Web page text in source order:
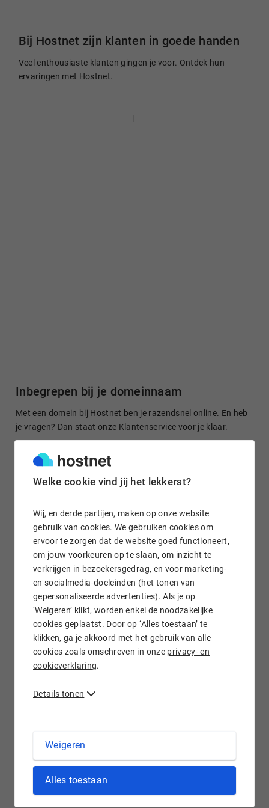
Welke cookie vind jij het lekkerst?
Wij, en derde partijen, maken op onze website
gebruik van cookies. We gebruiken cookies om
ervoor te zorgen dat de website goed functioneert,
om jouw voorkeuren op te slaan, om inzicht te
verkrijgen in bezoekersgedrag, en voor marketing-
en socialmedia-doeleinden (het tonen van
gepersonaliseerde advertenties). Als je op
‘Weigeren’ klikt, worden enkel de noodzakelijke
cookies geplaatst. Door op ‘Alles toestaan’ te
klikken, ga je akkoord met het gebruik van alle
cookies zoals omschreven in onze privacy- en
cookieverklaring.
Details tonen
Weigeren
Alles toestaan
Bij Hostnet zijn klanten in goede handen
Veel enthousiaste klanten gingen je voor. Ontdek hun
ervaringen met Hostnet.
Inbegrepen bij je domeinnaam
Met een domein bij Hostnet ben je razendsnel online. En heb
je vragen? Dan staat onze Klantenservice voor je klaar.
Gratis domein doorsturen
Stuur je domeinnaam kosteloos door naar een site of je
socialmedia-profiel. Het is in enkele klikken geregeld.
Gratis e-mail doorsturen
Wij staan voor je klaar!
.FARM domein registreren bij Hostnet
Met een .farm domeinnaam maak je gelijk duidelijk waarvoor
jouw website dient. Boerderijen kennen we al sinds er
beschaving is en de Nederlandse landbouw is wereldwijd